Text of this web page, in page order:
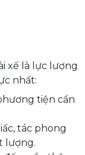
xế là lực lượng
nhất:
tiện cẩn
tác phong
lượng.